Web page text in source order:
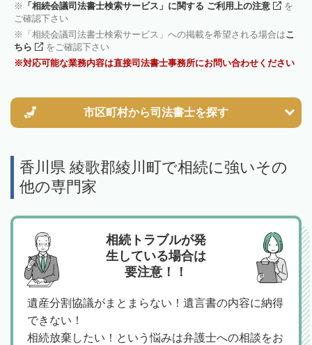
「相続会議司法書士検索サービス」に関する ご利用上の注意
を
ご確認下さい
「相続会議司法書士検索サービス」への掲載を希望される場合はこ
ちら
をご確認下さい
対応可能な業務内容は直接司法書士事務所にお問い合わせください
市区町村から司法書士を探す
香川県 綾歌郡綾川町で相続に強いその
他の専門家
相続トラブルが発
生している場合は
要注意！！
遺産分割協議がまとまらない！遺言書の内容に納得
できない！
相続放棄したい！という悩みは弁護士への相談をお